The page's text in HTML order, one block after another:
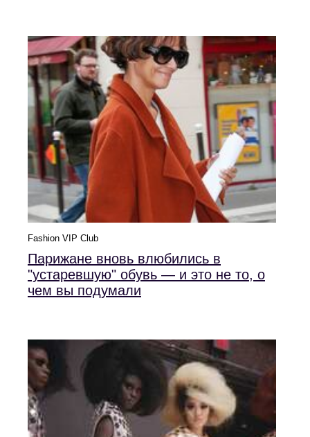
Fashion VIP Club
Парижане вновь влюбились в
"устаревшую" обувь — и это не то, о
чем вы подумали